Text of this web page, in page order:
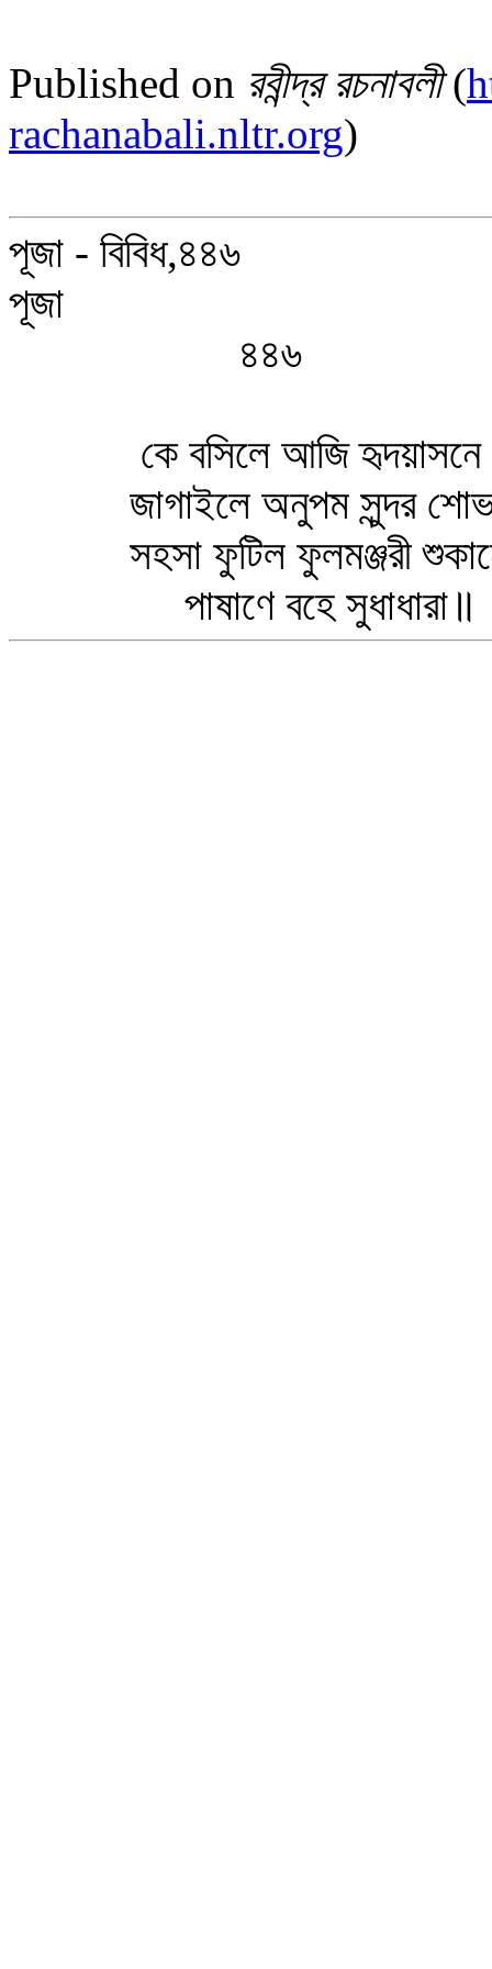
Published on রবীন্দ্র রচনাবলী(
rachanabali.nltr.org)
পূজা - বিবিধ,৪৪৬
পূজা
৪৪৬
কে বসিলে আজি হৃদয়াসনে
জাগাইলে অনুপম সুন্দর শোভা
সহসা ফুটিল ফুলমঞ্জরী
পাষাণে বহে সুধাধারা॥